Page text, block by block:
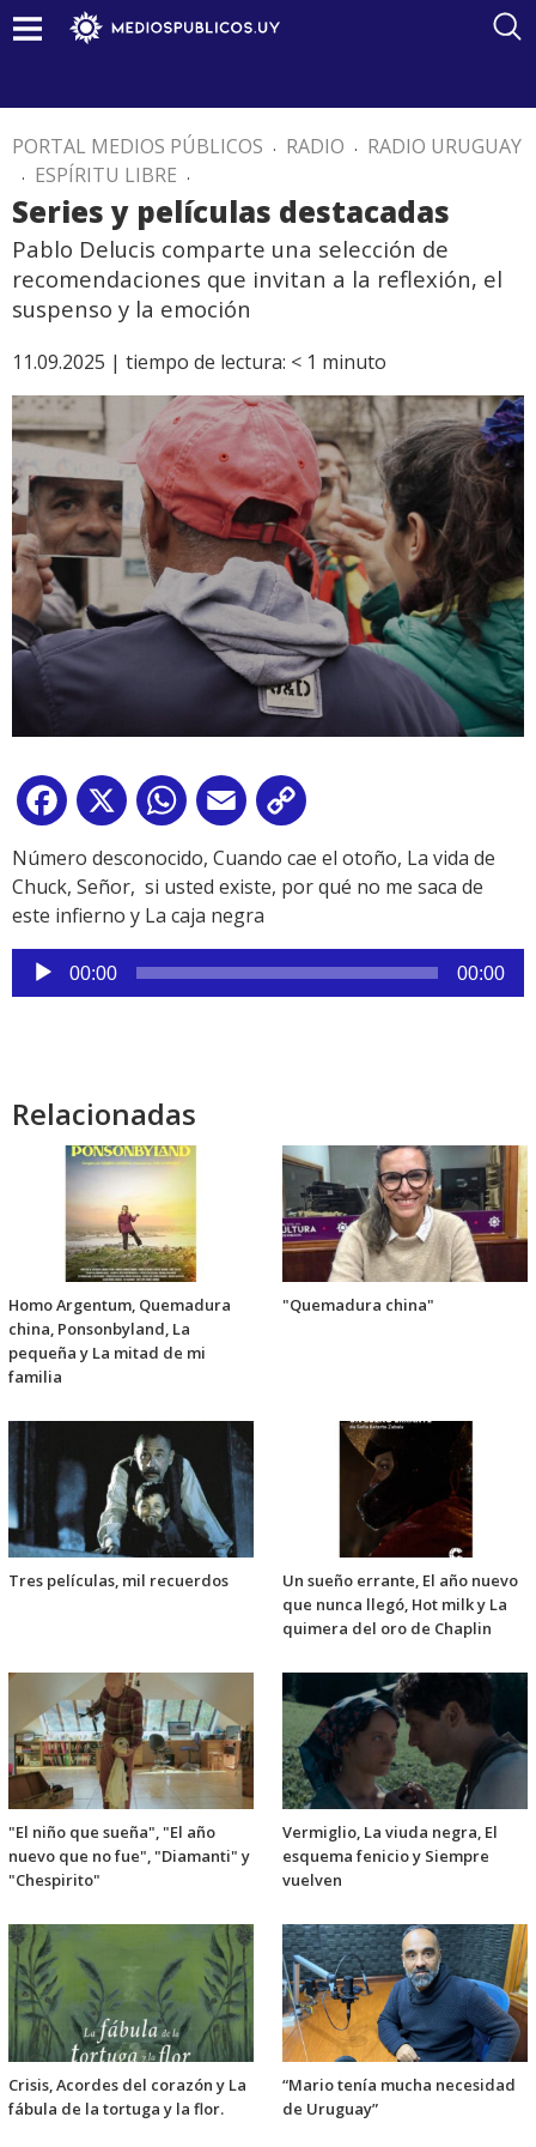
PORTAL MEDIOS PÚBLICOS . RADIO . RADIO URUGUAY
. ESPÍRITU LIBRE .
Series y películas destacadas
Pablo Delucis comparte una selección de
recomendaciones que invitan a la reflexión, el
suspenso y la emoción
11.09.2025 | tiempo de lectura: < 1 minuto
Facebook
X WhatsApp
Email
Link
Número desconocido, Cuando cae el otoño, La vida de
Chuck, Señor, si usted existe, por qué no me saca de
este infierno y La caja negra
Reproductor
de
00:00 00:00
Relacionadas
Homo Argentum, Quemadura
china, Ponsonbyland, La
pequeña y La mitad de mi
familia
"Quemadura china"
Tres películas, mil recuerdos
Un sueño errante, El año nuevo
que nunca llegó, Hot milk y La
quimera del oro de Chaplin
"El niño que sueña", "El año
nuevo que no fue", "Diamanti" y
"Chespirito"
Vermiglio, La viuda negra, El
esquema fenicio y Siempre
vuelven
Crisis, Acordes del corazón y La
fábula de la tortuga y la flor.
“Mario tenía mucha necesidad
de Uruguay”